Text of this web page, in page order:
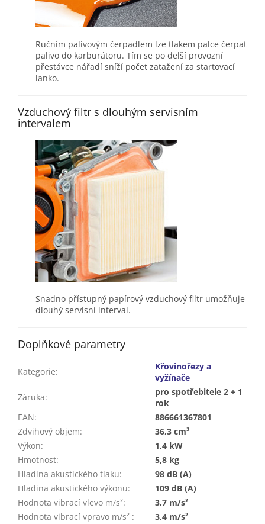
Ručním palivovým čerpadlem lze tlakem palce čerpat
palivo do karburátoru. Tím se po delší provozní
přestávce nářadí sníží počet zatažení za startovací
lanko.
Vzduchový filtr s dlouhým servisním
intervalem
Snadno přístupný papírový vzduchový filtr umožňuje
dlouhý servisní interval.
Doplňkové parametry
Kategorie:
Křovinořezy a
vyžínače
Záruka:
pro spotřebitele 2 + 1
rok
EAN:
886661367801
Zdvihový objem:
36,3 cm³
Výkon:
1,4 kW
Hmotnost:
5,8 kg
Hladina akustického tlaku:
98 dB (A)
Hladina akustického výkonu:
109 dB (A)
Hodnota vibrací vlevo m/s²:
3,7 m/s²
Hodnota vibrací vpravo m/s² :
3,4 m/s²